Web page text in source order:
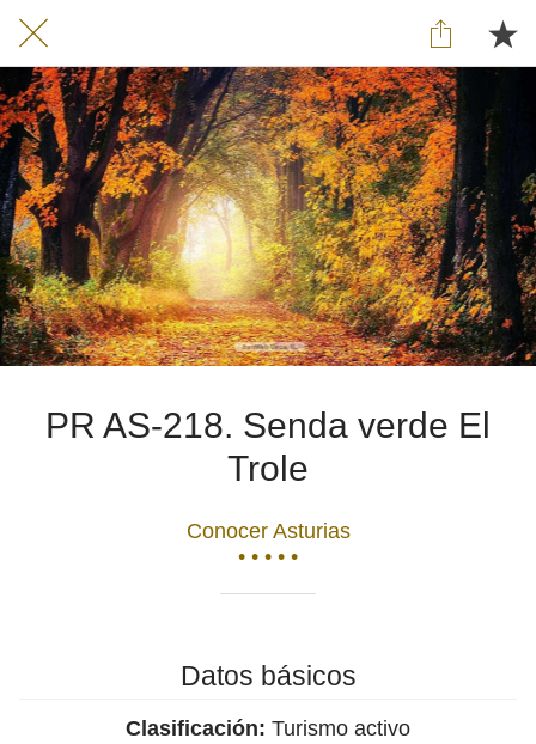
PR AS-218. Senda verde El
Trole
Conocer Asturias
• • • • •
Datos básicos
Clasificación: Turismo activo